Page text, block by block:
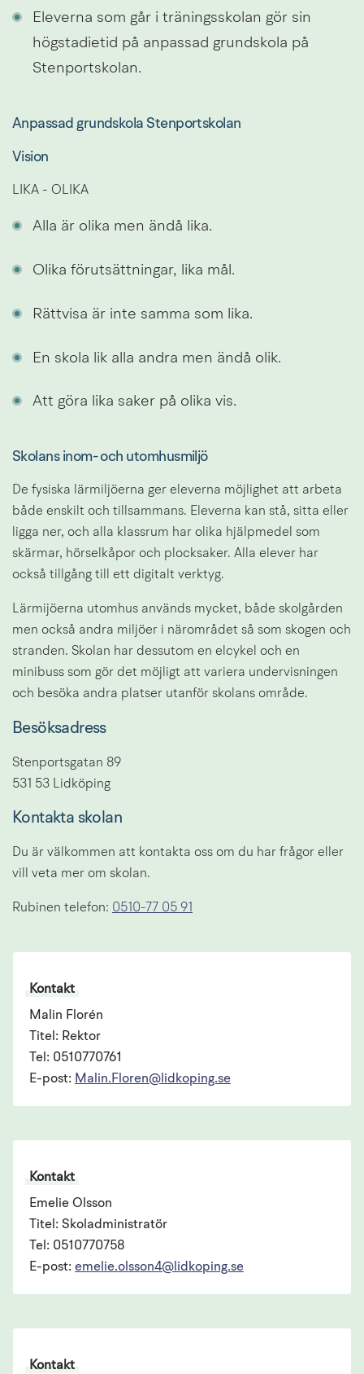
Eleverna som går i träningsskolan gör sin
högstadietid på anpassad grundskola på
Stenportskolan.
Anpassad grundskola Stenportskolan
Vision
LIKA - OLIKA
Alla är olika men ändå lika.
Olika förutsättningar, lika mål.
Rättvisa är inte samma som lika.
En skola lik alla andra men ändå olik.
Att göra lika saker på olika vis.
Skolans inom- och utomhusmiljö​
De fysiska lärmiljöerna ger eleverna möjlighet att arbeta
både enskilt och tillsammans. Eleverna kan stå, sitta eller
ligga ner, och alla klassrum har olika hjälpmedel som
skärmar, hörselkåpor och plocksaker. Alla elever har
också tillgång till ett digitalt verktyg.
Lärmijöerna utomhus används mycket, både skolgården
men också andra miljöer i närområdet så som skogen och
stranden. Skolan har dessutom en elcykel och en
minibuss som gör det möjligt att variera undervisningen
och besöka andra platser utanför skolans område.
Besöksadress
Stenportsgatan 89
531 53 Lidköping
Kontakta skolan
Du är välkommen att kontakta oss om du har frågor eller
vill veta mer om skolan.
Rubinen telefon: 0510-77 05 91
Kontakt
Malin Florén
Titel: Rektor
Tel: 0510770761
E-post: Malin.Floren@lidkoping.se
Kontakt
Emelie Olsson
Titel: Skoladministratör
Tel: 0510770758
E-post: emelie.olsson4@lidkoping.se
Kontakt